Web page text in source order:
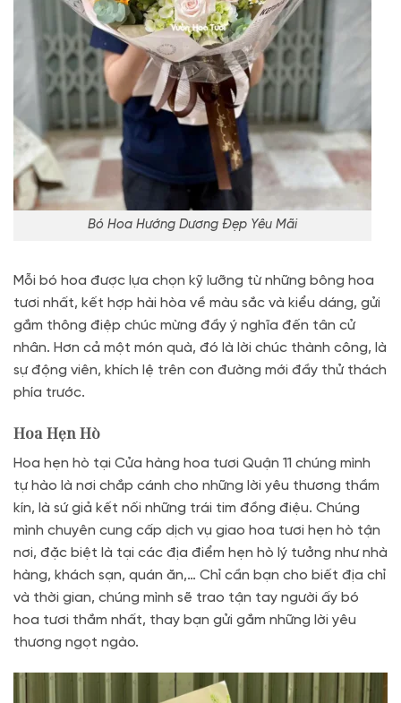
Bó Hoa Hướng Dương Đẹp Yêu Mãi
Mỗi bó hoa được lựa chọn kỹ lưỡng từ những bông hoa
tươi nhất, kết hợp hài hòa về màu sắc và kiểu dáng, gửi
gắm thông điệp chúc mừng đầy ý nghĩa đến tân cử
nhân. Hơn cả một món quà, đó là lời chúc thành công, là
sự động viên, khích lệ trên con đường mới đầy thử thách
phía trước.
Hoa Hẹn Hò
Hoa hẹn hò tại Cửa hàng hoa tươi Quận 11 chúng mình
tự hào là nơi chắp cánh cho những lời yêu thương thầm
kín, là sứ giả kết nối những trái tim đồng điệu. Chúng
mình chuyên cung cấp dịch vụ giao hoa tươi hẹn hò tận
nơi, đặc biệt là tại các địa điểm hẹn hò lý tưởng như nhà
hàng, khách sạn, quán ăn,… Chỉ cần bạn cho biết địa chỉ
và thời gian, chúng mình sẽ trao tận tay người ấy bó
hoa tươi thắm nhất, thay bạn gửi gắm những lời yêu
thương ngọt ngào.